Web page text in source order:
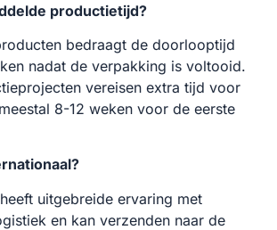
productietijd?
bedraagt de doorlooptijd
nadat de verpakking is voltooid.
vereisen extra tijd voor
8-12 weken voor de eerste
uitgebreide ervaring met
en kan verzenden naar de